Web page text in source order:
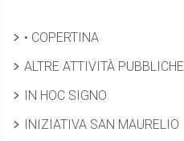
• COPERTINA
ALTRE ATTIVITÀ PUBBLICHE
IN HOC SIGNO
INIZIATIVA SAN MAURELIO